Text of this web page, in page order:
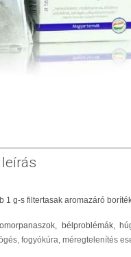
1 g-s filtertasak aromazáró
bélproblémák,
fogyókúra, méregtelenítés